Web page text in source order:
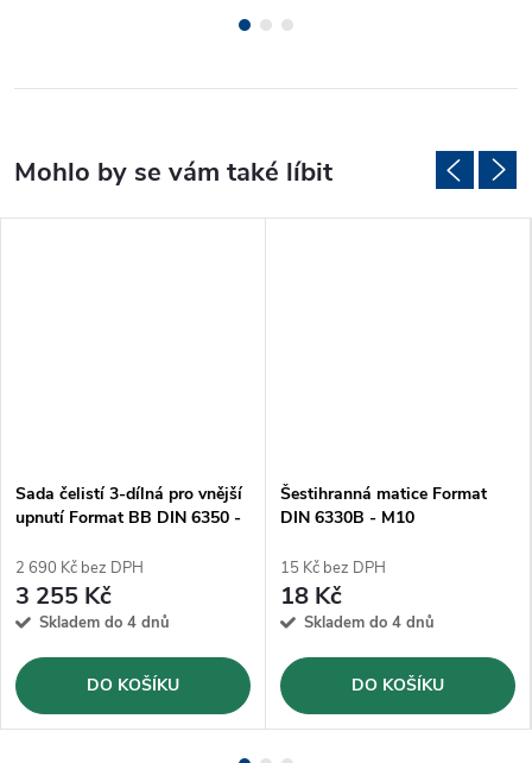
Sada čelistí 3-dílná pro vnější
upnutí Format BB DIN 6350 -
2 690 Kč bez DPH
3 255 Kč
Skladem do 4 dnů
DO KOŠÍKU
Šestihranná matice Format
DIN 6330B - M10
15 Kč bez DPH
18 Kč
Skladem do 4 dnů
DO KOŠÍKU